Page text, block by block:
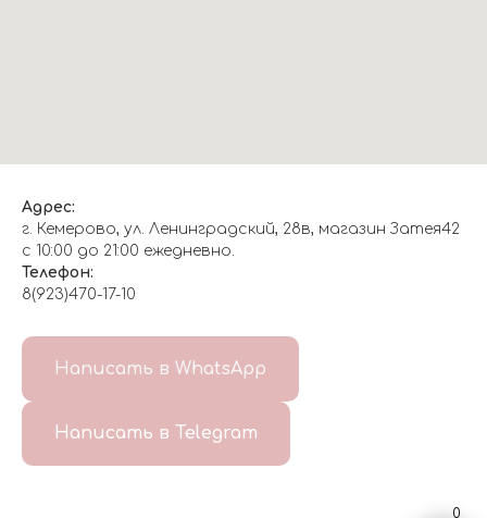
Адрес:
г. Кемерово, ул. Ленинградский, 28в, магазин Затея42
с 10:00 до 21:00 ежедневно.
Телефон:
8(923)470-17-10
Написать в WhatsApp
Написать в Telegram
ДОСТАВКА/
0